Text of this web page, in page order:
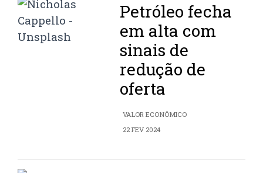
Petróleo fecha
em alta com
sinais de
redução de
oferta
VALOR ECONÔMICO
22 FEV 2024